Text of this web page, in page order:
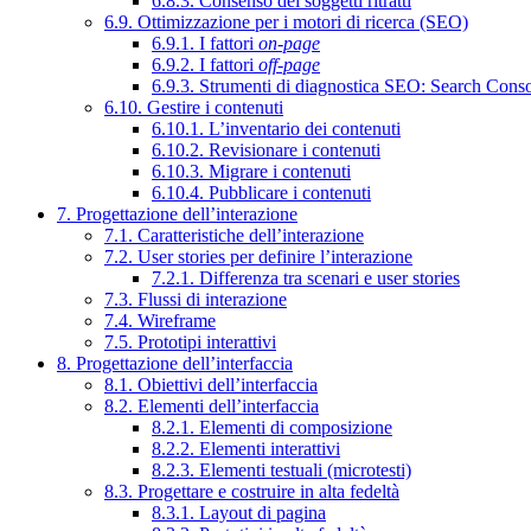
6.9. Ottimizzazione per i motori di ricerca (SEO)
6.9.1. I fattori on-page
6.9.2. I fattori off-page
6.9.3. Strumenti di diagnostica SEO: Search
6.10. Gestire i contenuti
6.10.1. L’inventario dei contenuti
6.10.2. Revisionare i contenuti
6.10.3. Migrare i contenuti
6.10.4. Pubblicare i contenuti
7. Progettazione dell’interazione
7.1. Caratteristiche dell’interazione
7.2. User stories per definire l’interazione
7.2.1. Differenza tra scenari e user stories
7.3. Flussi di interazione
7.4. Wireframe
7.5. Prototipi interattivi
8. Progettazione dell’interfaccia
8.1. Obiettivi dell’interfaccia
8.2. Elementi dell’interfaccia
8.2.1. Elementi di composizione
8.2.2. Elementi interattivi
8.2.3. Elementi testuali (microtesti)
8.3. Progettare e costruire in alta fedeltà
8.3.1. Layout di pagina